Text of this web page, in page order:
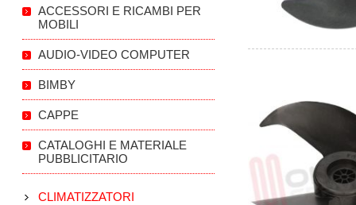
ACCESSORI E RICAMBI PER
MOBILI
AUDIO-VIDEO COMPUTER
BIMBY
CAPPE
CATALOGHI E MATERIALE
PUBBLICITARIO
CLIMATIZZATORI